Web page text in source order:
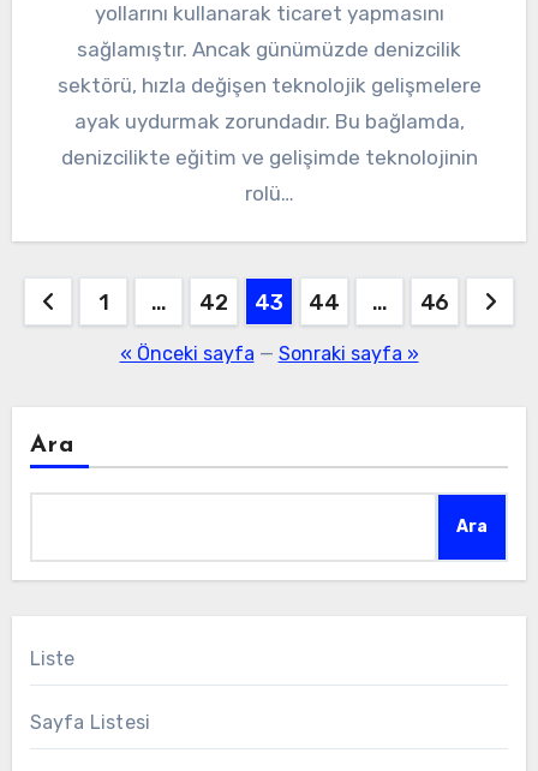
yollarını kullanarak ticaret yapmasını
sağlamıştır. Ancak günümüzde denizcilik
sektörü, hızla değişen teknolojik gelişmelere
ayak uydurmak zorundadır. Bu bağlamda,
denizcilikte eğitim ve gelişimde teknolojinin
rolü…
Yazı
sayfalaması
1 … 42 43 44 … 46
« Önceki sayfa — Sonraki sayfa »
Ara
Ara
Liste
Sayfa Listesi